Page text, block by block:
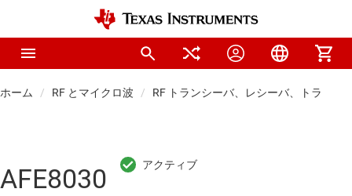
ホーム RF とマイクロ波 RF トランシーバ、レシーバ、トランス
AFE8030